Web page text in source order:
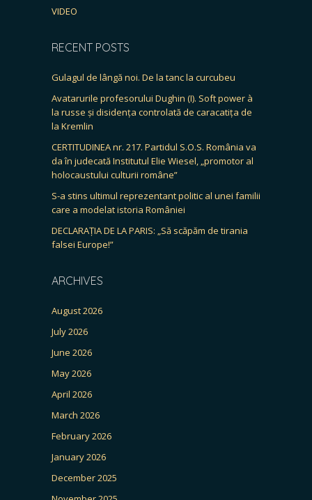
VIDEO
RECENT POSTS
Gulagul de lângă noi. De la tanc la curcubeu
Avatarurile profesorului Dughin (I). Soft power à
la russe și disidența controlată de caracatița de
la Kremlin
CERTITUDINEA nr. 217. Partidul S.O.S. România va
da în judecată Institutul Elie Wiesel, „promotor al
holocaustului culturii române”
S-a stins ultimul reprezentant politic al unei familii
care a modelat istoria României
DECLARAȚIA DE LA PARIS: „Să scăpăm de tirania
falsei Europe!”
ARCHIVES
August 2026
July 2026
June 2026
May 2026
April 2026
March 2026
February 2026
January 2026
December 2025